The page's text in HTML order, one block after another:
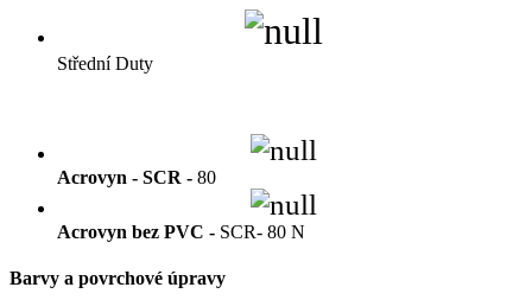
Střední Duty
Acrovyn - SCR - 80
Acrovyn bez PVC - SCR- 80 N
Barvy a povrchové úpravy